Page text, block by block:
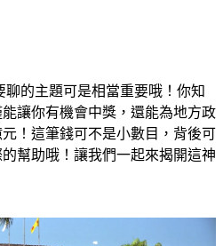
聊的主題可是相當重要哦！你知
讓你有機會中獎，還能為地方政
！這筆錢可不是小數目，背後可
幫助哦！讓我們一起來揭開這神